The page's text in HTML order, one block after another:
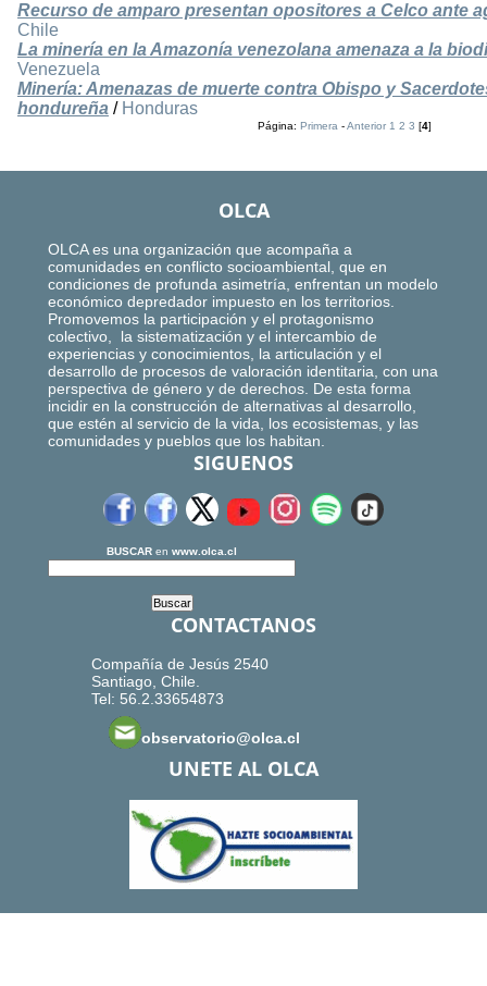
Recurso de amparo presentan opositores a Celco ante
Chile
La minería en la Amazonía venezolana amenaza a la
Venezuela
Minería: Amenazas de muerte contra Obispo y
hondureña / Honduras
Página:Primera -Anterior 1 2 3 [4]
OLCA
OLCA es una organización que acompaña a
comunidades en conflicto socioambiental, que en
condiciones de profunda asimetría, enfrentan un modelo
económico depredador impuesto en los territorios.
Promovemos la participación y el protagonismo
colectivo, la sistematización y el intercambio de
experiencias y conocimientos, la articulación y el
desarrollo de procesos de valoración identitaria, con una
perspectiva de género y de derechos. De esta forma
incidir en la construcción de alternativas al desarrollo,
que estén al servicio de la vida, los ecosistemas, y las
comunidades y pueblos que los habitan.
SIGUENOS
BUSCAR en www.olca.cl
CONTACTANOS
Compañía de Jesús 2540
Santiago, Chile.
Tel: 56.2.33654873
observatorio@olca.cl
UNETE AL OLCA